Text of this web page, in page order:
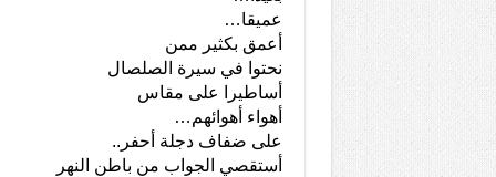
عميقا…
أعمق بكثير ممن
نحتوا في سيرة الصلصال
أساطيرا على مقاس
أهواء أهوائهم…
على ضفاف دجلة أحفر..
أستقصي الجواب من باطن النهر